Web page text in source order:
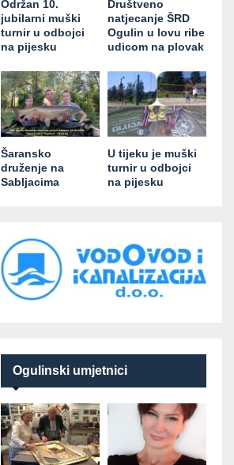
Održan 10.
jubilarni muški
turnir u odbojci
na pijesku
Društveno
natjecanje ŠRD
Ogulin u lovu ribe
udicom na plovak
Šaransko
druženje na
Sabljacima
U tijeku je muški
turnir u odbojci
na pijesku
Ogulinski umjetnici